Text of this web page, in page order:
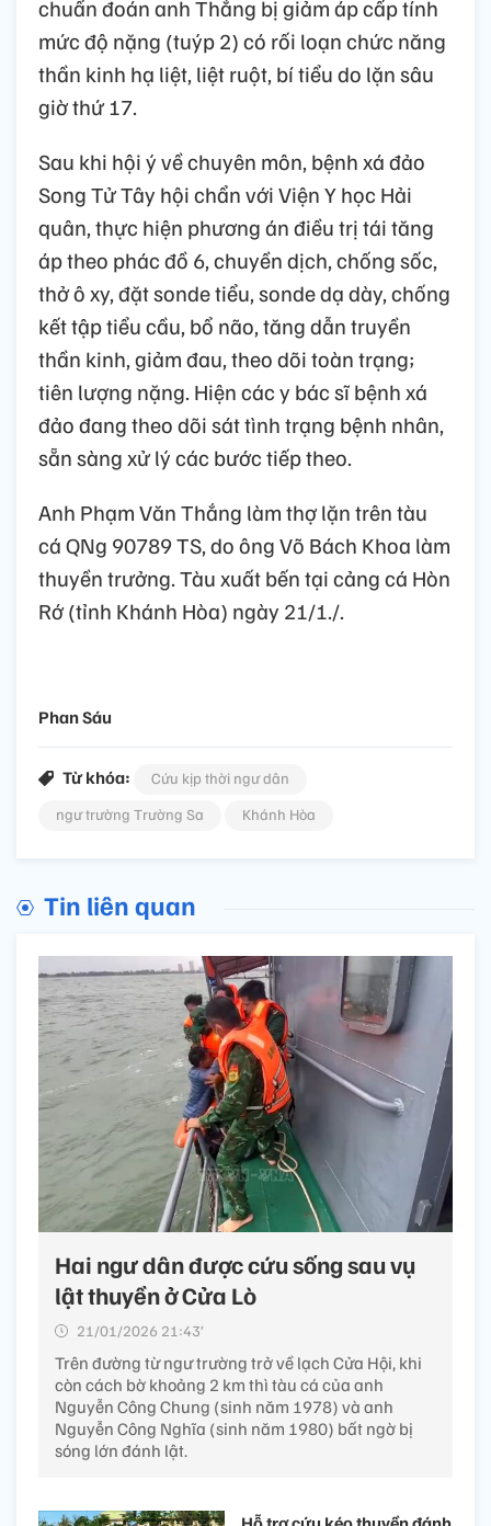
chuẩn đoán anh Thắng bị giảm áp cấp tính
mức độ nặng (tuýp 2) có rối loạn chức năng
thần kinh hạ liệt, liệt ruột, bí tiểu do lặn sâu
giờ thứ 17.
Sau khi hội ý về chuyên môn, bệnh xá đảo
Song Tử Tây hội chẩn với Viện Y học Hải
quân, thực hiện phương án điều trị tái tăng
áp theo phác đồ 6, chuyền dịch, chống sốc,
thở ô xy, đặt sonde tiểu, sonde dạ dày, chống
kết tập tiểu cầu, bổ não, tăng dẫn truyền
thần kinh, giảm đau, theo dõi toàn trạng;
tiên lượng nặng. Hiện các y bác sĩ bệnh xá
đảo đang theo dõi sát tình trạng bệnh nhân,
sẵn sàng xử lý các bước tiếp theo.
Anh Phạm Văn Thắng làm thợ lặn trên tàu
cá QNg 90789 TS, do ông Võ Bách Khoa làm
thuyền trưởng. Tàu xuất bến tại cảng cá Hòn
Rớ (tỉnh Khánh Hòa) ngày 21/1./.
Phan Sáu
Từ khóa:
Cứu kịp thời ngư dân
ngư trường Trường Sa
Khánh Hòa
Tin liên quan
Hai ngư dân được cứu sống sau vụ
lật thuyền ở Cửa Lò
21/01/2026 21:43’
Trên đường từ ngư trường trở về lạch Cửa Hội, khi
còn cách bờ khoảng 2 km thì tàu cá của anh
Nguyễn Công Chung (sinh năm 1978) và anh
Nguyễn Công Nghĩa (sinh năm 1980) bất ngờ bị
sóng lớn đánh lật.